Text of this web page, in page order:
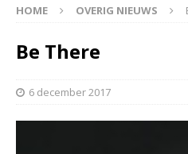
HOME OVERIG NIEUWS
Be There
6 december 2017